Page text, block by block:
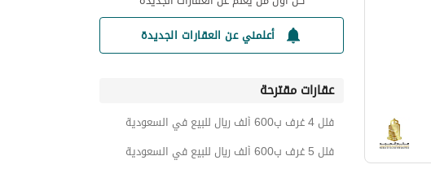
أعلمني عن العقارات الجديدة
عقارات مقترحة
فلل 4 غرف ب600 ألف ريال للبيع في السعودية
فلل 5 غرف ب600 ألف ريال للبيع في السعودية